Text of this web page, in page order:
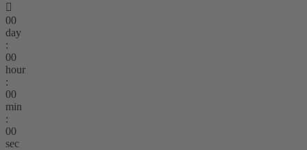

00
day
:
00
hour
:
00
min
:
00
sec